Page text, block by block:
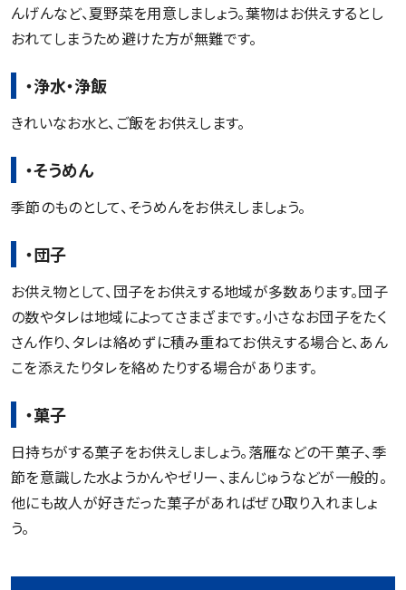
んげんなど、夏野菜を用意しましょう。葉物はお供えするとし
おれてしまうため避けた方が無難です。
・浄水・浄飯
きれいなお水と、ご飯をお供えします。
・そうめん
季節のものとして、そうめんをお供えしましょう。
・団子
お供え物として、団子をお供えする地域が多数あります。団子
の数やタレは地域によってさまざまです。小さなお団子をたく
さん作り、タレは絡めずに積み重ねてお供えする場合と、あん
こを添えたりタレを絡めたりする場合があります。
・菓子
日持ちがする菓子をお供えしましょう。落雁などの干菓子、季
節を意識した水ようかんやゼリー、まんじゅうなどが一般的。
他にも故人が好きだった菓子があればぜひ取り入れましょ
う。